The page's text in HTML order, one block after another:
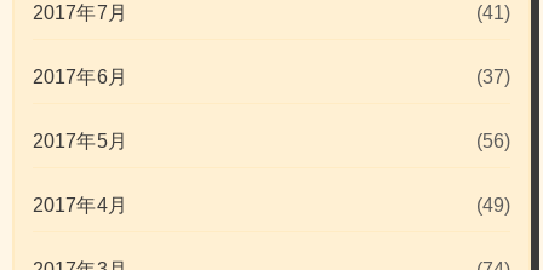
2017年7月 (41)
2017年6月 (37)
2017年5月 (56)
2017年4月 (49)